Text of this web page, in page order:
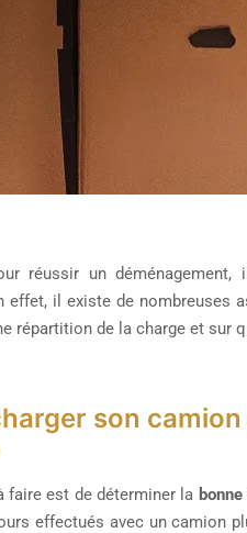
réussir un
effet, il existe de nombreuses
répartition de la charge et sur
son
faire est de déterminer la
effectués avec un camion